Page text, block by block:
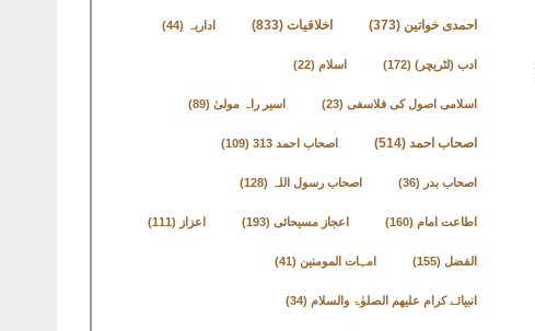
احمدی خواتین (373) اخلاقیات(833) اداریہ (44)
ادب (لٹریچر)(172) اسلام (22)
اسلامی اصول کی فلاسفی(23) اسیر راہ مولیٰ(89)
اصحاب احمد(514) اصحاب احمد 313 (109)
اصحاب بدر (36) اصحاب رسول اللہ (128)
اطاعت امام (160) اعجاز مسیحائی(193) اعزاز (111)
الفضل (155) امہات المومنین (41)
انبیائے کرام علیھم الصلوٰۃ والسلام (34)